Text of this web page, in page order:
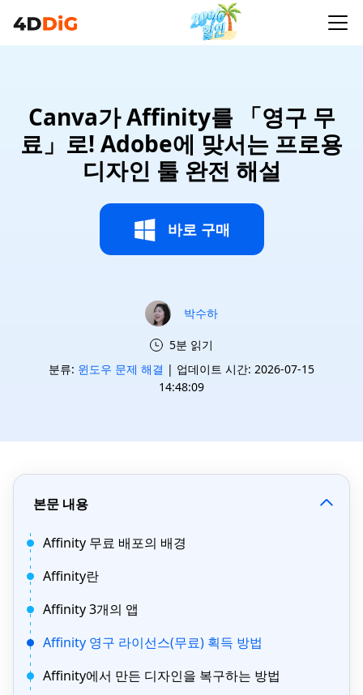
Canva가 Affinity를 「영구 무
료」로! Adobe에 맞서는 프로용
디자인 툴 완전 해설
바로 구매
박수하
5분 읽기
분류: 윈도우 문제 해결 | 업데이트 시간: 2026-07-15
14:48:09
본문 내용
Affinity 무료 배포의 배경
Affinity란
Affinity 3개의 앱
Affinity 영구 라이선스(무료) 획득 방법
Affinity에서 만든 디자인을 복구하는 방법